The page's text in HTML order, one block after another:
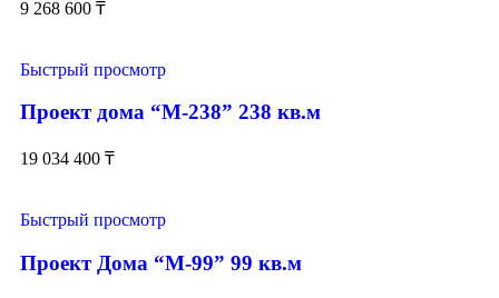
9 268 600 ₸
Быстрый просмотр
Проект дома “М-238” 238 кв.м
19 034 400 ₸
Быстрый просмотр
Проект Дома “М-99” 99 кв.м